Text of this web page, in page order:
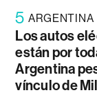
5 ARGENTINA
Los autos
están por
Argentina
vínculo de